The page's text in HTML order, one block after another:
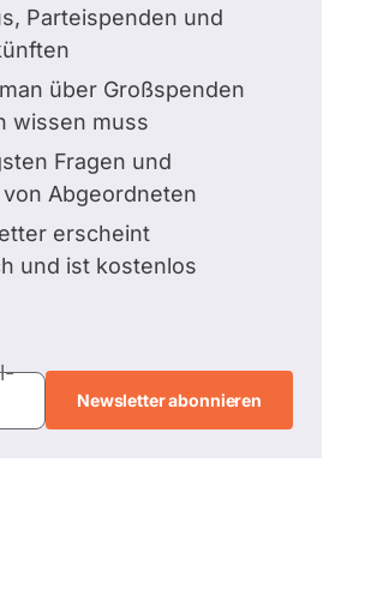
Parteispenden und
über Großspenden
wissen muss
Fragen und
Abgeordneten
erscheint
und ist kostenlos